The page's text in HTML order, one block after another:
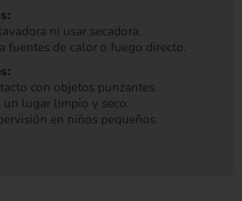
ni usar secadora.
fuentes de calor o fuego directo.
con objetos punzantes.
un lugar limpio y seco.
en niños pequeños.